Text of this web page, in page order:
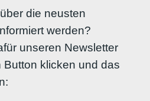
die neusten
werden?
unseren Newsletter
Button klicken und das